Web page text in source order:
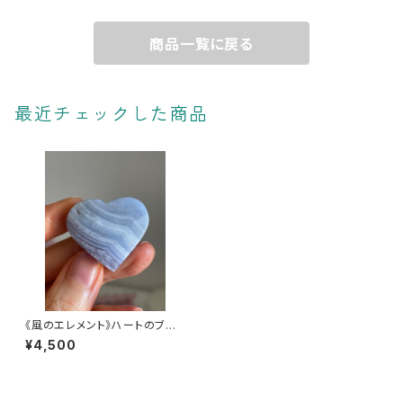
商品一覧に戻る
最近チェックした商品
《風のエレメント》ハートのブル
ーレースアゲート【言葉が潤う、
ココロが通う】
¥4,500